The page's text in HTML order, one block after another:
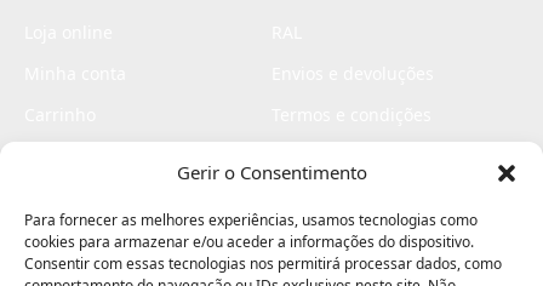
Gerir o Consentimento
Para fornecer as melhores experiências, usamos tecnologias como
cookies para armazenar e/ou aceder a informações do dispositivo.
Consentir com essas tecnologias nos permitirá processar dados, como
Livro de elogios